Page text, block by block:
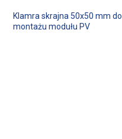
Klamra skrajna 50x50 mm do
montażu modułu PV